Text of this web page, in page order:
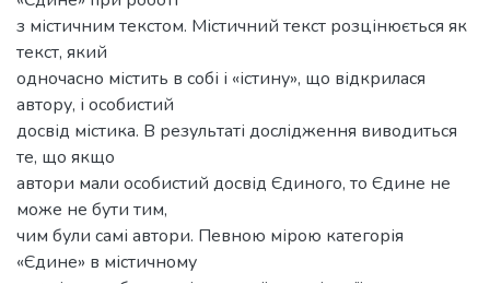
з містичним текстом. Містичний текст розцінюється як
текст, який
одночасно містить в собі і «істину», що відкрилася
автору, і особистий
досвід містика. В результаті дослідження виводиться
те, що якщо
автори мали особистий досвід Єдиного, то Єдине не
може не бути тим,
чим були самі автори. Певною мірою категорія
«Єдине» в містичному